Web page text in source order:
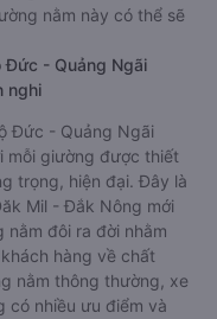
nằm này có thể sẽ
- Quảng Ngãi
nghi
Đức - Quảng Ngãi
mỗi giường được thiết
trọng, hiện đại. Đây là
Mil - Đắk Nông mới
nằm đôi ra đời nhằm
hàng về chất
nằm thông thường, xe
có nhiều ưu điểm và